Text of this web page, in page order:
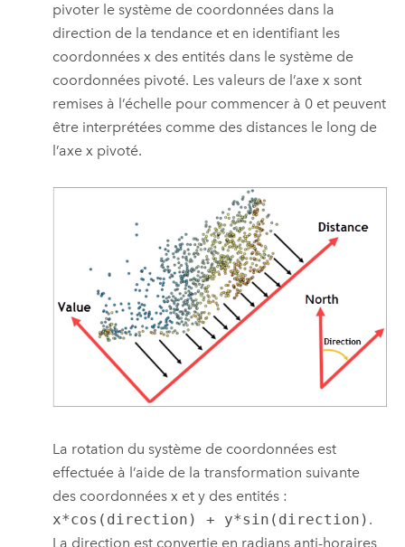
pivoter le système de coordonnées dans la
direction de la tendance et en identifiant les
coordonnées x des entités dans le système de
coordonnées pivoté. Les valeurs de l’axe x sont
remises à l’échelle pour commencer à 0 et peuvent
être interprétées comme des distances le long de
l’axe x pivoté.
La rotation du système de coordonnées est
effectuée à l’aide de la transformation suivante
des coordonnées x et y des entités :
x*cos(direction) + y*sin(direction) .
La direction est convertie en radians anti-horaires